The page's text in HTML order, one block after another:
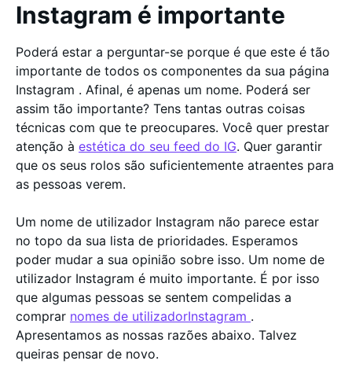
Instagram é importante
Poderá estar a perguntar-se porque é que este é tão
importante de todos os componentes da sua página
Instagram . Afinal, é apenas um nome. Poderá ser
assim tão importante? Tens tantas outras coisas
técnicas com que te preocupares. Você quer prestar
atenção à estética do seu feed do IG. Quer garantir
que os seus rolos são suficientemente atraentes para
as pessoas verem.
Um nome de utilizador Instagram não parece estar
no topo da sua lista de prioridades. Esperamos
poder mudar a sua opinião sobre isso. Um nome de
utilizador Instagram é muito importante. É por isso
que algumas pessoas se sentem compelidas a
comprar nomes de utilizadorInstagram .
Apresentamos as nossas razões abaixo. Talvez
queiras pensar de novo.